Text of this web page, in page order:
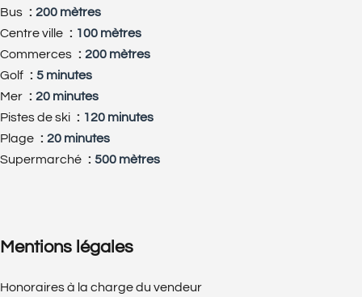
Bus
200 mètres
Centre ville
100 mètres
Commerces
200 mètres
Golf
5 minutes
Mer
20 minutes
Pistes de ski
120 minutes
Plage
20 minutes
Supermarché
500 mètres
Mentions légales
Honoraires à la charge du vendeur